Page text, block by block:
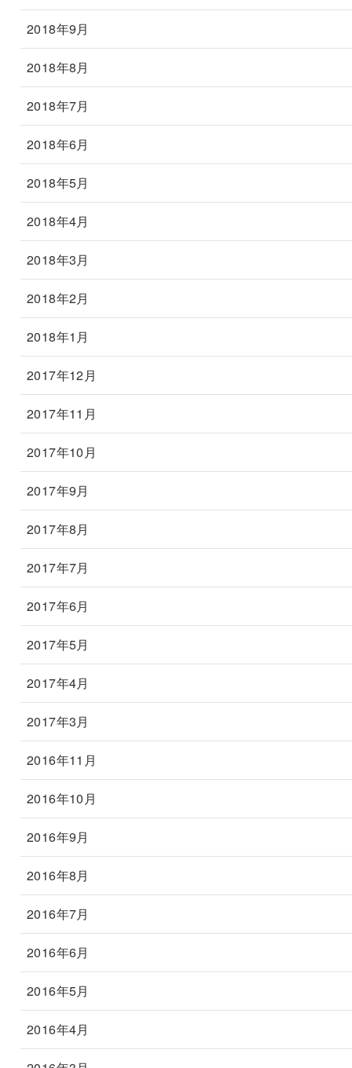
2018年9月
2018年8月
2018年7月
2018年6月
2018年5月
2018年4月
2018年3月
2018年2月
2018年1月
2017年12月
2017年11月
2017年10月
2017年9月
2017年8月
2017年7月
2017年6月
2017年5月
2017年4月
2017年3月
2016年11月
2016年10月
2016年9月
2016年8月
2016年7月
2016年6月
2016年5月
2016年4月